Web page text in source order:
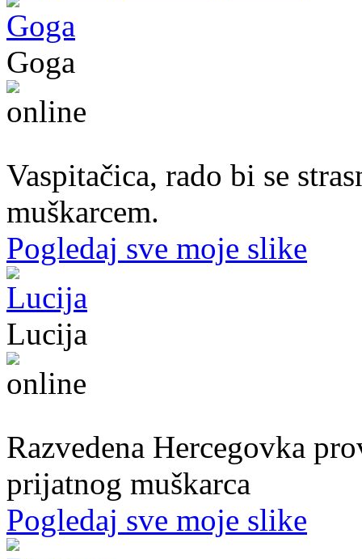
Goga
Vaspitačica, rado bi se
muškarcem.
Pogledaj sve moje slike
Lucija
Razvedena Hercegovka
prijatnog muškarca
Pogledaj sve moje slike